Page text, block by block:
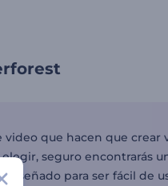
que hacen que crear
seguro encontrarás
para ser fácil de